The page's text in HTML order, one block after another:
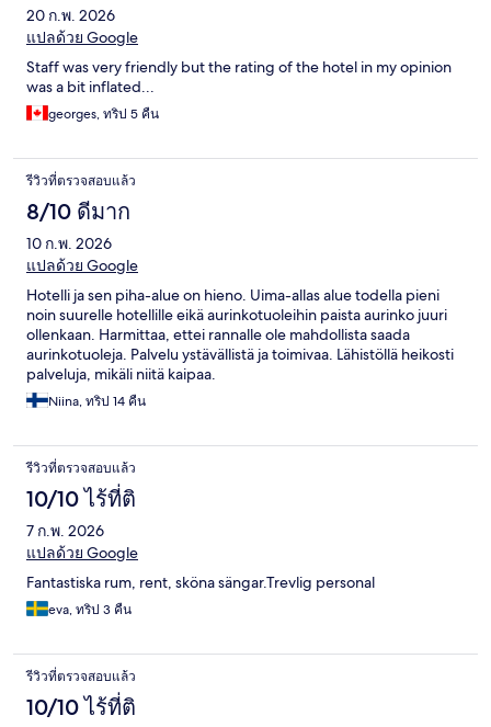
20 ก.พ. 2026
แปลด้วย Google
Staff was very friendly but the rating of the hotel in my opinion
was a bit inflated...
georges, ทริป 5 คืน
รีวิวที่ตรวจสอบแล้ว
8/10 ดีมาก
10 ก.พ. 2026
แปลด้วย Google
Hotelli ja sen piha-alue on hieno. Uima-allas alue todella pieni
noin suurelle hotellille eikä aurinkotuoleihin paista aurinko juuri
ollenkaan. Harmittaa, ettei rannalle ole mahdollista saada
aurinkotuoleja. Palvelu ystävällistä ja toimivaa. Lähistöllä heikosti
palveluja, mikäli niitä kaipaa.
Niina, ทริป 14 คืน
รีวิวที่ตรวจสอบแล้ว
10/10 ไร้ที่ติ
7 ก.พ. 2026
แปลด้วย Google
Fantastiska rum, rent, sköna sängar.Trevlig personal
eva, ทริป 3 คืน
รีวิวที่ตรวจสอบแล้ว
10/10 ไร้ที่ติ